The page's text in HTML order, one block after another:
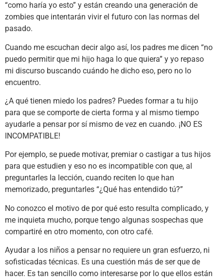
“como haría yo esto” y están creando una generación de
zombies que intentarán vivir el futuro con las normas del
pasado.
Cuando me escuchan decir algo así, los padres me dicen “no
puedo permitir que mi hijo haga lo que quiera” y yo repaso
mi discurso buscando cuándo he dicho eso, pero no lo
encuentro.
¿A qué tienen miedo los padres? Puedes formar a tu hijo
para que se comporte de cierta forma y al mismo tiempo
ayudarle a pensar por sí mismo de vez en cuando. ¡NO ES
INCOMPATIBLE!
Por ejemplo, se puede motivar, premiar o castigar a tus hijos
para que estudien y eso no es incompatible con que, al
preguntarles la lección, cuando reciten lo que han
memorizado, preguntarles “¿Qué has entendido tú?”
No conozco el motivo de por qué esto resulta complicado, y
me inquieta mucho, porque tengo algunas sospechas que
compartiré en otro momento, con otro café.
Ayudar a los niños a pensar no requiere un gran esfuerzo, ni
sofisticadas técnicas. Es una cuestión más de ser que de
hacer. Es tan sencillo como interesarse por lo que ellos están